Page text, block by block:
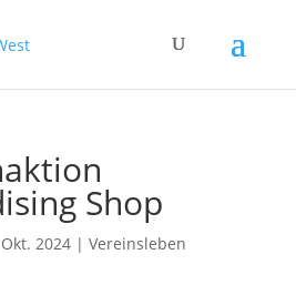
Shop
2024| Vereinsleben